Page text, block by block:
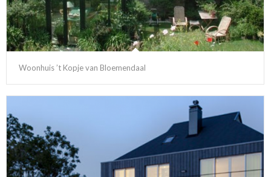
Woonhuis ’t Kopje van Bloemendaal